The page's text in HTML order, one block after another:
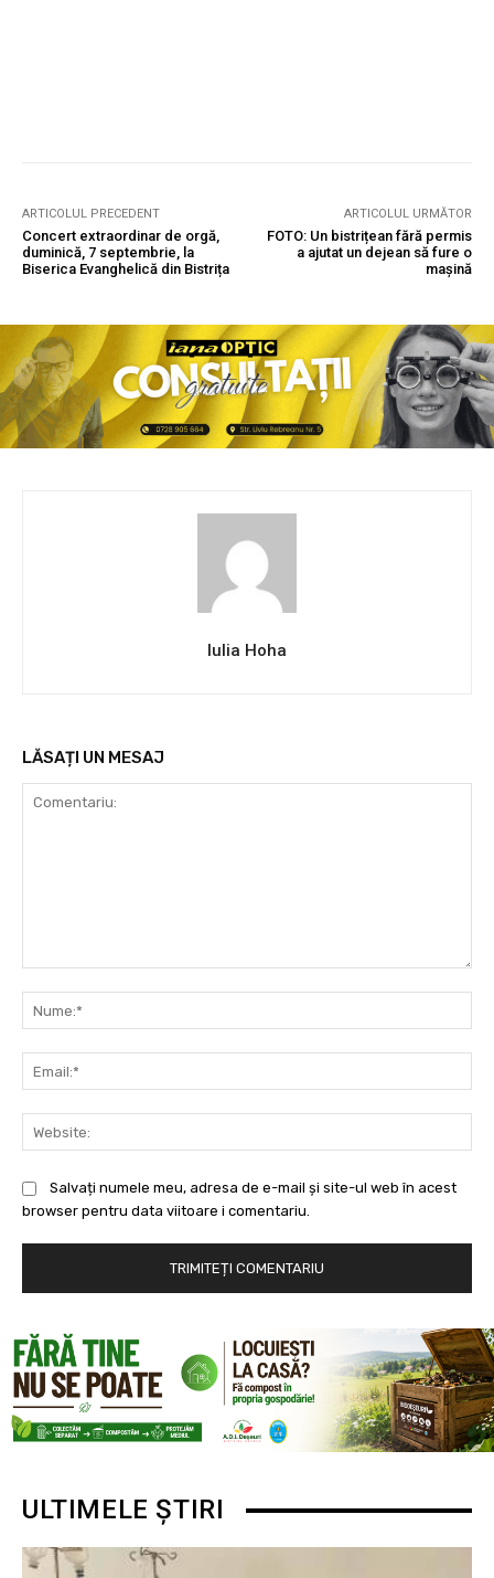
ARTICOLUL PRECEDENT
Concert extraordinar de orgă,
duminică, 7 septembrie, la
Biserica Evanghelică din Bistrița
ARTICOLUL URMĂTOR
FOTO: Un bistrițean fără permis
a ajutat un dejean să fure o
mașină
Iulia Hoha
LĂSAȚI UN MESAJ
Salvați numele meu, adresa de e-mail și site-ul web în acest
browser pentru data viitoare i comentariu.
ULTIMELE ȘTIRI